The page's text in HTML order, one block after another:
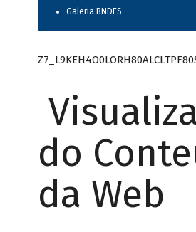
Galeria BNDES
do
da Web